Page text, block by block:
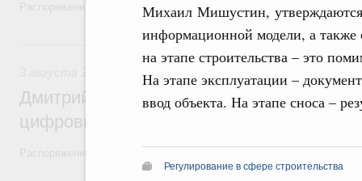
Михаил Мишустин,
информационной модели, а
на этапе строительства – это
На этапе эксплуатации –
ввод объекта. На этапе сноса –
Регулирование в сфере строительства
Распоряжение от 3 августа 2026 года №2067-р
3 августа, понедельник
Регулирование в сфере торговли.
Дмитрий Григоренко возглавил штаб по
цифровых платформ